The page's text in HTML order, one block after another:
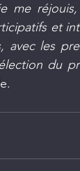
me
et
avec les
du